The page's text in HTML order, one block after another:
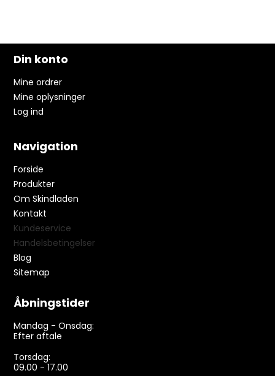
Din konto
Mine ordrer
Mine oplysninger
Log ind
Navigation
Forside
Produkter
Om Skindladen
Kontakt
Kundeservice
Handelsbetingelser
Blog
Sitemap
Åbningstider
Mandag - Onsdag:
Efter aftale
Torsdag:
09.00 - 17.00